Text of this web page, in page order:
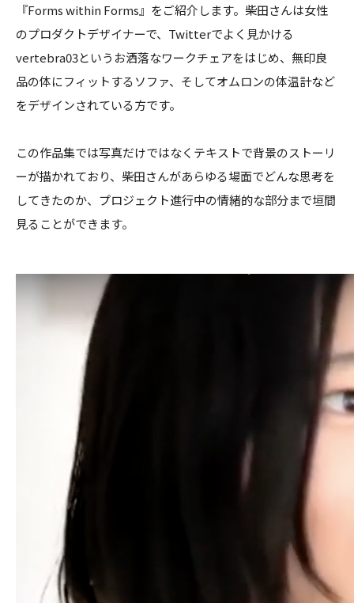
『Forms within Forms』をご紹介します。柴田さんは女性
のプロダクトデザイナーで、Twitterでよく見かける
vertebra03というお洒落なワークチェアをはじめ、無印良
品の体にフィットするソファ、そしてオムロンの体温計など
をデザインされている方です。
この作品集では写真だけではなくテキストで背景のストーリ
ーが描かれており、柴田さんがあらゆる場面でどんな思考を
してきたのか、プロジェクト進行中の情緒的な部分まで垣間
見ることができます。